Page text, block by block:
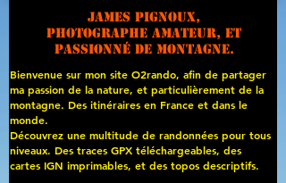
James PIGNOUX,
photographe amateur, et
passionné de montagne.
Bienvenue sur mon site O2rando, afin de partager
ma passion de la nature, et particulièrement de la
montagne. Des itinéraires en France et dans le
monde.
Découvrez une multitude de randonnées pour tous
niveaux. Des traces GPX téléchargeables, des
cartes IGN imprimables, et des topos descriptifs.